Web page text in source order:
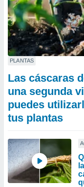
PLANTAS
Las cáscaras
una segunda
puedes
tus plantas